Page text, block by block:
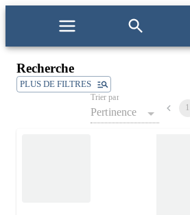
Recherche
PLUS DE FILTRES
Trier par
Pertinence 1